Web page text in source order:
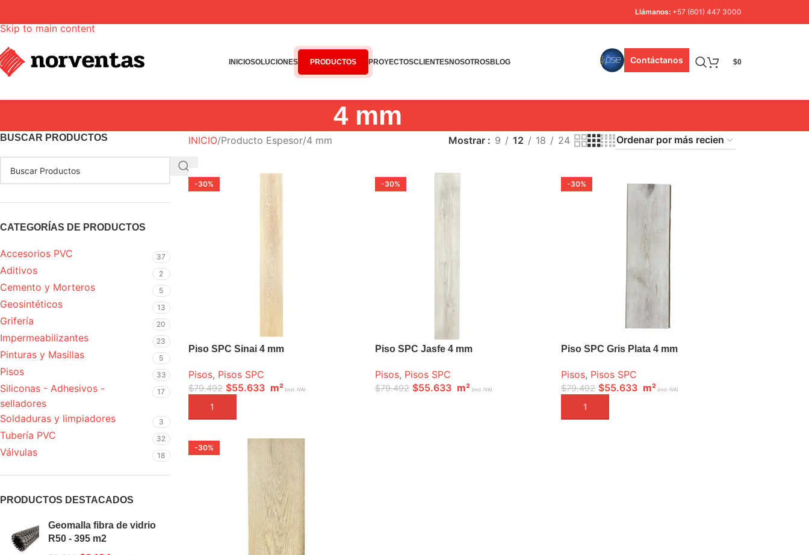
Skip to main content
Llámanos: +57 (601) 447 3000
INICIOSOLUCIONES PRODUCTOS PROYECTOSCLIENTESNOSOTROSBLOG Contáctanos $0
4 mm
BUSCAR PRODUCTOS
CATEGORÍAS DE PRODUCTOS
Accesorios PVC 37
Aditivos 2
Cemento y Morteros 5
Geosintéticos 13
Grifería 20
Impermeabilizantes 23
Pinturas y Masillas 5
Pisos 33
Siliconas - Adhesivos -
selladores
17
Soldaduras y limpiadores 3
Tubería PVC 32
Válvulas 18
PRODUCTOS DESTACADOS
Geomalla fibra de vidrio
R50 - 395 m2
INICIO Producto Espesor 4 mm Mostrar 9 12 18 24
-30%
Piso SPC Sinai 4 mm
Pisos, Pisos SPC
$79.492 $55.633 m²(incl. IVA)
AÑADIR A LA CESTA
-30%
Piso SPC Jasfe 4 mm
Pisos, Pisos SPC
$79.492 $55.633 m²(incl. IVA)
-30%
Piso SPC Gris Plata 4 mm
Pisos, Pisos SPC
$79.492 $55.633 m² (incl. IVA)
AÑADIR A LA CESTA
-30%